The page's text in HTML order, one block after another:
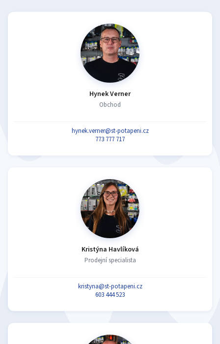
Hynek Verner
Obchod
hynek.verner@st-potapeni.cz
773 777 717
Kristýna Havlíková
Prodejní specialista
kristyna@st-potapeni.cz
603 444 523